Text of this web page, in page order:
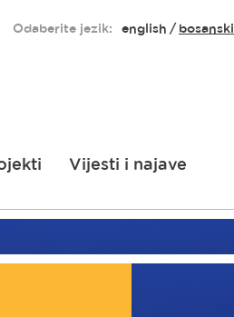
Odaberite jezik: english bosanski
Vijesti i najave